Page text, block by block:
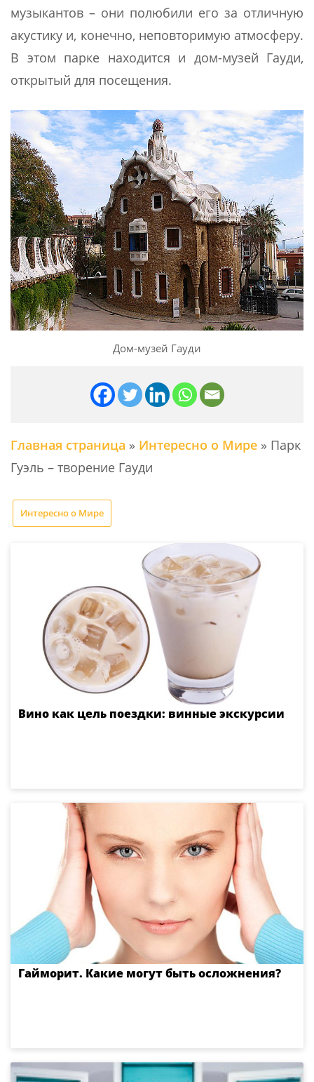
музыкантов – они полюбили его за отличную
акустику и, конечно, неповторимую атмосферу.
В этом парке находится и дом-музей Гауди,
открытый для посещения.
Дом-музей Гауди
Главная страница » Интересно о Мире » Парк
Гуэль – творение Гауди
Интересно о Мире
Вино как цель поездки: винные экскурсии
Гайморит. Какие могут быть осложнения?